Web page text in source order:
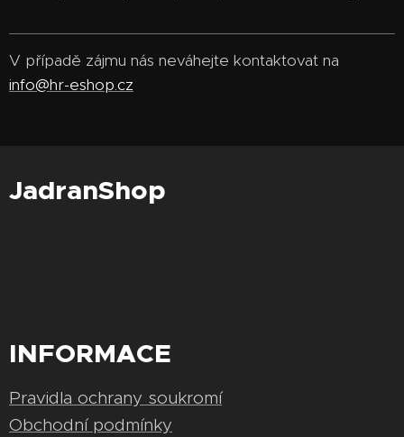
V případě zájmu nás neváhejte kontaktovat na
info@hr-eshop.cz
JadranShop
INFORMACE
Pravidla ochrany soukromí
Obchodní podmínky